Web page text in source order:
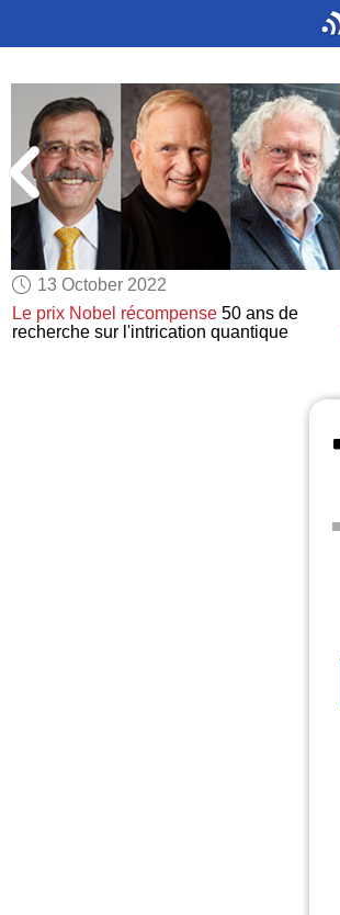
13 October 2022
Le prix Nobel récompense 50 ans de
recherche sur l'intrication quantique